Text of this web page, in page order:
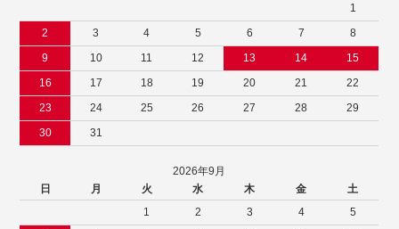
1
2
3 4 5 6 7
8
9
10 11 12 13 14
15
16
17 18 19 20 21
22
23
24 25 26 27 28
29
30
31
2026年9月
日
月 火 水 木 金
土
1
2 3 4
5